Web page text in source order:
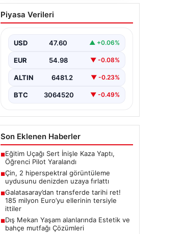
Çin, 2 hiperspektral
görüntüleme uydusunu
Piyasa Verileri
USD 47.60 ▲ +0.06%
EUR 54.98 ▼ -0.08%
ALTIN 6481.2 ▼ -0.23%
BTC 3064520 ▼ -0.49%
Son Eklenen Haberler
■Eğitim Uçağı Sert İnişle Kaza Yaptı,
Öğrenci Pilot Yaralandı
■Çin, 2 hiperspektral görüntüleme
uydusunu denizden uzaya fırlattı
■Galatasaray’dan transferde tarihi ret!
185 milyon Euro’yu ellerinin tersiyle
ittiler
■Dış Mekan Yaşam alanlarında Estetik ve
bahçe mutfağı Çözümleri